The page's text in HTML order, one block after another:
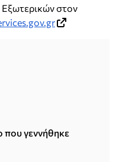
στον
που γεννήθηκε